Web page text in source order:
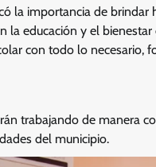
la importancia de
educación y el
con todo lo
trabajando de manera
del municipio.